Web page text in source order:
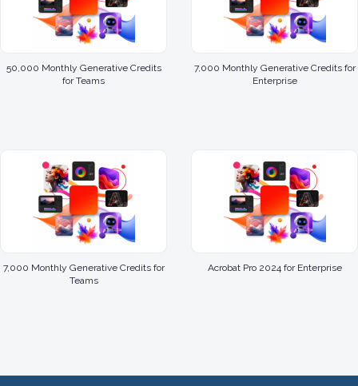
50,000 Monthly Generative Credits
for Teams
7,000 Monthly Generative Credits for
Enterprise
7,000 Monthly Generative Credits for
Teams
Acrobat Pro 2024 for Enterprise